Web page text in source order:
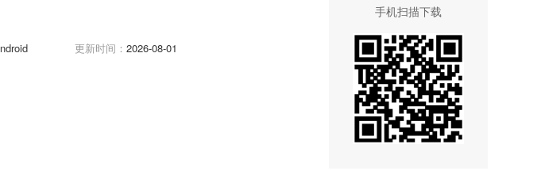
手机扫描下载
更新时间： 2026-08-01